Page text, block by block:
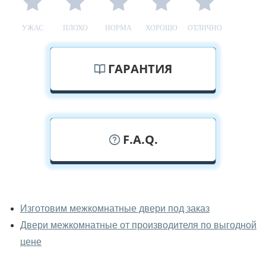
УЖАС ПЛОХО НОРМА ХОРОШО ОТЛИЧНО
ГАРАНТИЯ
F.A.Q.
межкомнатные двери фаворит
вживую?
Да, можно посмотреть межкомнатные двери фаворит
Изготовим межкомнатные двери под заказ
Двери межкомнатные от производителя по выгодной
цене